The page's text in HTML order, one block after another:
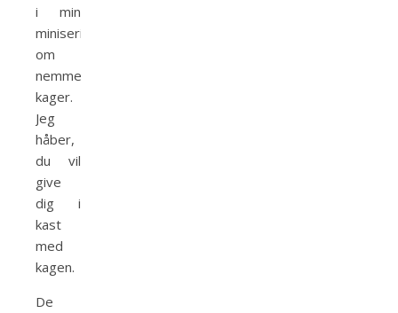
i min
miniserie
om
nemme
kager.
Jeg
håber,
du vil
give
dig i
kast
med
kagen.
De